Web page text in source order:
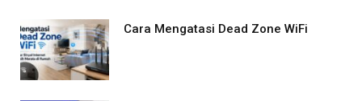
Cara Mengatasi Dead Zone WiFi